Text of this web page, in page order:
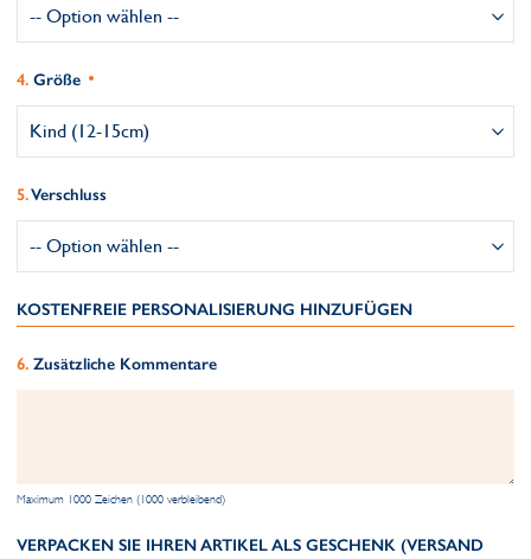
Größe
Verschluss
KOSTENFREIE PERSONALISIERUNG HINZUFÜGEN
Zusätzliche Kommentare
Maximum 1000 Zeichen (1000 verbleibend)
VERPACKEN SIE IHREN ARTIKEL ALS GESCHENK (VERSAND